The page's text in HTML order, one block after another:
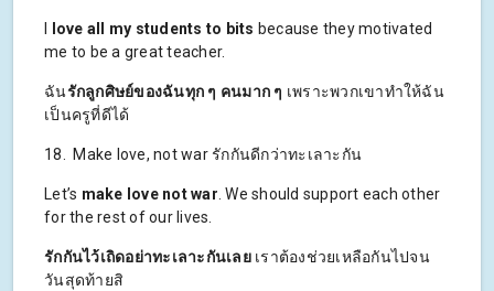
love all my students to bits because they motivated
me to be a great teacher.
ฉันรักลูกศิษย์ของฉันทุก ๆ คนมาก ๆ เพราะพวกเขาทำให้ฉัน
เป็นครูที่ดีได้
18. Make love, not war รักกันดีกว่าทะเลาะกัน
Let’s make love not war . We should support each other
for the rest of our lives.
รักกันไว้เถิดอย่าทะเลาะกันเลย เราต้องช่วยเหลือกันไปจน
วันสุดท้ายสิ